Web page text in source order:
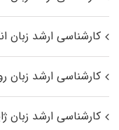
کارشناسی ارشد زبان
کارشناسی ارشد زبان
کارشناسی ارشد زبان